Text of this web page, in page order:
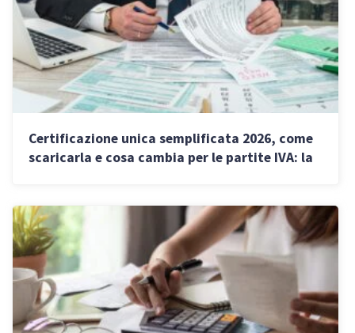
Certificazione unica semplificata 2026, come
scaricarla e cosa cambia per le partite IVA: la